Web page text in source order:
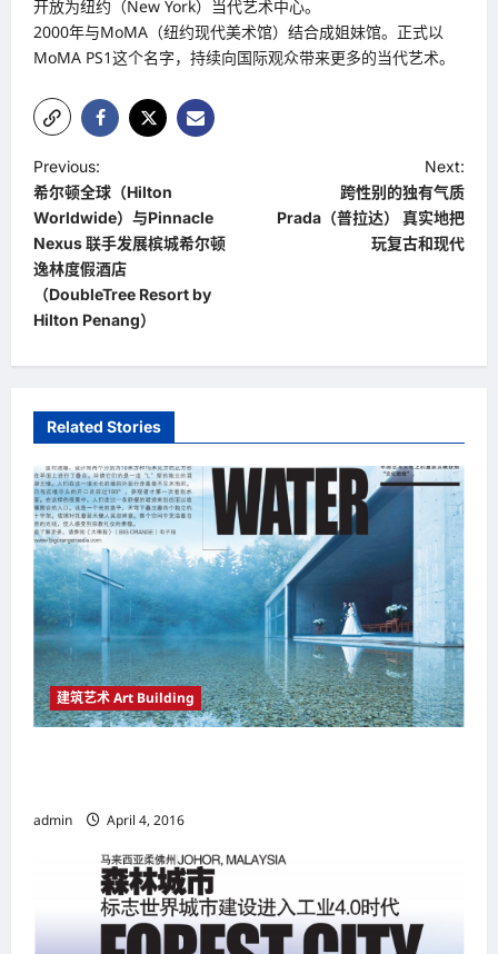
开放为纽约（New York）当代艺术中心。
2000年与MoMA（纽约现代美术馆）结合成姐妹馆。正式以
MoMA PS1这个名字，持续向国际观众带来更多的当代艺术。
P
o
s
t
n
i
g
a
t
i
o
n
Previous:
希尔顿全球（Hilton
Worldwide）与Pinnacle
Nexus 联手发展槟城希尔顿
逸林度假酒店
（DoubleTree Resort by
Hilton Penang）
Next:
跨性别的独有气质
Prada（普拉达） 真实地把
玩复古和现代
Related Stories
建筑艺术 Art Building
admin April 4, 2016